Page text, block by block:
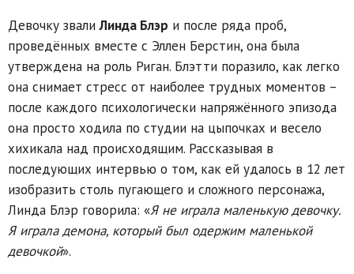
Девочку звалиЛинда Блэр и после ряда проб,
проведённых вместе с Эллен Берстин, она была
утверждена на роль Риган. Блэтти поразило, как легко
она снимает стресс от наиболее трудных моментов –
после каждого психологически напряжённого эпизода
она просто ходила по студии на цыпочках и весело
хихикала над происходящим. Рассказывая в
последующих интервью о том, как ей удалось в 12 лет
изобразить столь пугающего и сложного персонажа,
Линда Блэр говорила: «Я не играла маленькую девочку.
Я играла демона, который был одержим маленькой
девочкой».